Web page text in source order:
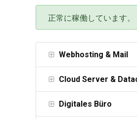
正常に稼働しています。
Webhosting & Mail
Cloud Server &
Digitales Büro